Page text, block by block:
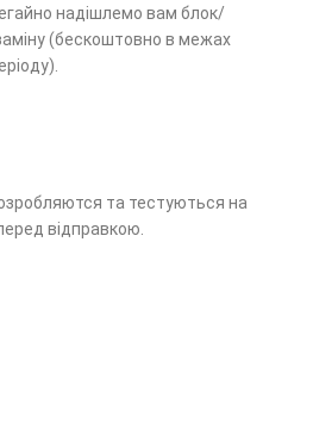
надішлемо вам блок/
(бескоштовно в межах
та тестуються на
відправкою.